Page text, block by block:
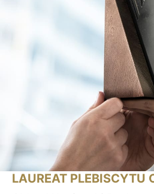
LAUREAT PLEBISCYTU